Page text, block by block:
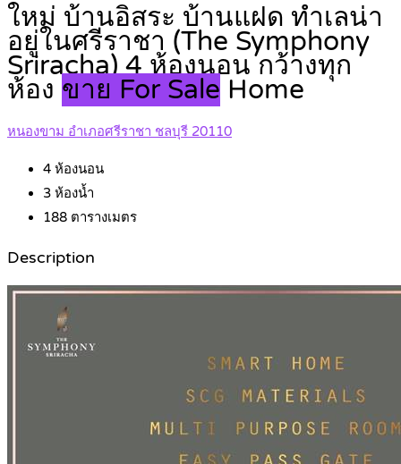
ใหม่ บ้านอิสระ บ้านแฝด ทำเลน่า
อยู่ในศรีราชา (The Symphony
Sriracha) 4 ห้องนอน กว้างทุก
ห้อง ขาย For Sale Home
หนองขาม อำเภอศรีราชา ชลบุรี 20110
4 ห้องนอน
3 ห้องน้ำ
188 ตารางเมตร
Description